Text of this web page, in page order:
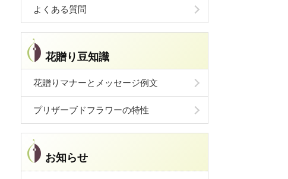
よくある質問
花贈り豆知識
花贈りマナーとメッセージ例文
プリザーブドフラワーの特性
お知らせ